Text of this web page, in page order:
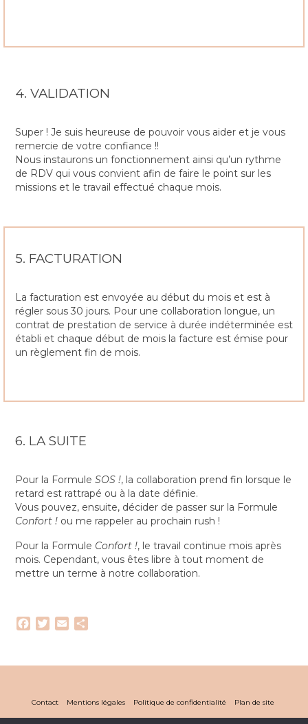
4. VALIDATION
Super ! Je suis heureuse de pouvoir vous aider et je vous
remercie de votre confiance !!
Nous instaurons un fonctionnement ainsi qu’un rythme
de RDV qui vous convient afin de faire le point sur les
missions et le travail effectué chaque mois.
5. FACTURATION
La facturation est envoyée au début du mois et est à
régler sous 30 jours. Pour une collaboration longue, un
contrat de prestation de service à durée indéterminée est
établi et chaque début de mois la facture est émise pour
un règlement fin de mois.
6. LA SUITE
Pour la Formule SOS !, la collaboration prend fin lorsque le
retard est rattrapé ou à la date définie.
Vous pouvez, ensuite, décider de passer sur la Formule
Confort ! ou me rappeler au prochain rush !
Pour la Formule Confort !, le travail continue mois après
mois. Cependant, vous êtes libre à tout moment de
mettre un terme à notre collaboration.
Facebook
TwitterEmail
Contact Mentions légales Politique de confidentialité Plan de site